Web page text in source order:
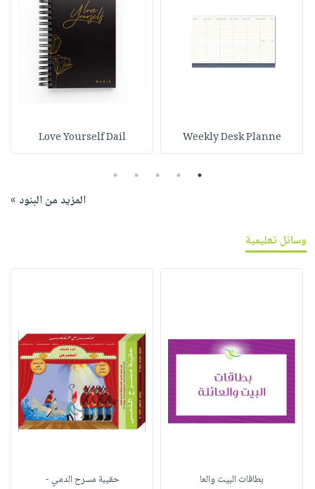
Weekly Desk Planne
Love Yourself Dail
1
2
3
4
5
المزيد من البنود »
وسائل تعليمية
بطاقات البيت والعا حقيبة مسرح الدمي -